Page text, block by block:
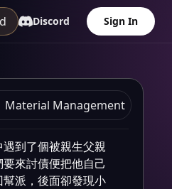
Discord Sign In
Material Management
到了個被親生父親
來討債便把他自己
派，後面卻發現小